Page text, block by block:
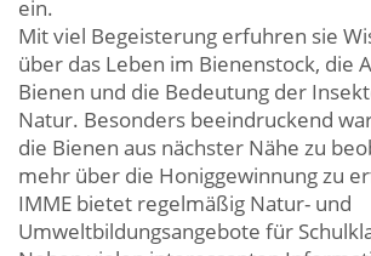
ein.
Mit viel Begeisterung erfuhren sie
über das Leben im Bienenstock, die
Bienen und die Bedeutung der
Natur. Besonders beeindruckend
die Bienen aus nächster Nähe zu
mehr über die Honiggewinnung zu
IMME bietet regelmäßig Natur- und
Umweltbildungsangebote für